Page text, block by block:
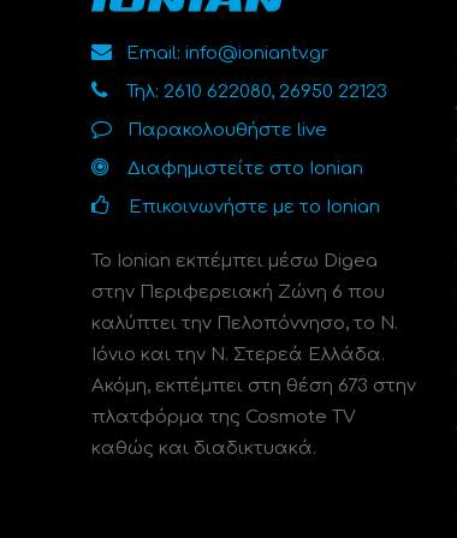
Email: info@ioniantv.gr
Τηλ: 2610 622080, 26950 22123
Παρακολουθήστε live
Διαφημιστείτε στο Ionian
Επικοινωνήστε με το Ionian
Το Ionian εκπέμπει μέσω Digea
στην Περιφερειακή Ζώνη 6 που
καλύπτει την Πελοπόννησο, το N.
Ιόνιο και την Ν. Στερεά Ελλάδα.
Ακόμη, εκπέμπει στη θέση 673 στην
πλατφόρμα της Cosmote TV
καθώς και διαδικτυακά.